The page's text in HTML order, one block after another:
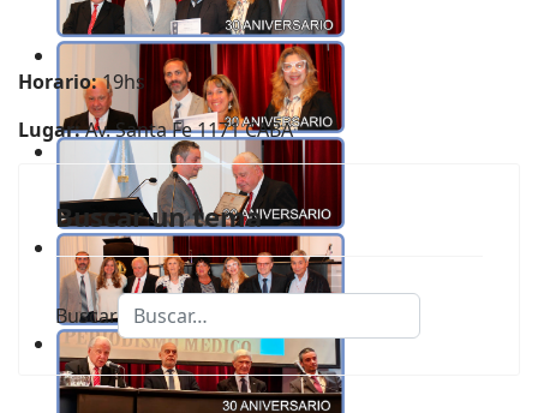
Horario:19hs
Lugar:Av. Santa Fe 1171 CABA
Buscar un tema
Buscar